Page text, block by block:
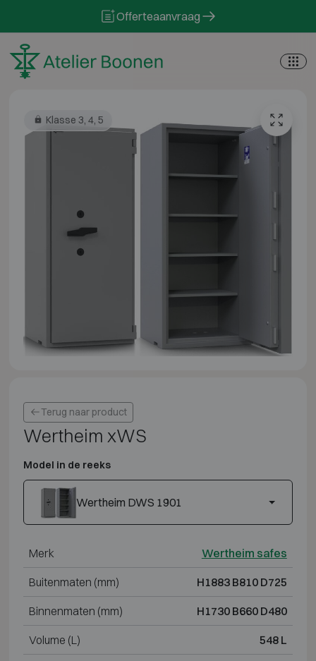
Offerteaanvraag
Klasse 3, 4, 5
Terug naar product
Wertheim xWS
Model in de reeks
Wertheim DWS 1901
Merk Wertheim safes
Buitenmaten (mm) H1883 B810 D725
Binnenmaten (mm) H1730 B660 D480
Volume (L) 548 L